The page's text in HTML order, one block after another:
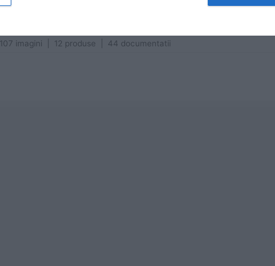
Convectoarele si ventiloconvectoarele Jaga ofera cel mai mare
107 imagini | 12 produse | 44 documentatii